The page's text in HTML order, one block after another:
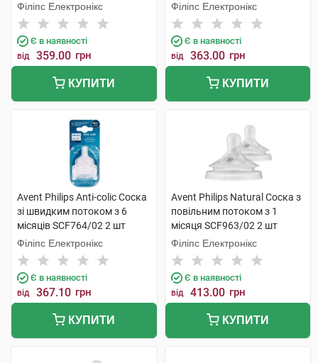
Філіпс Електронікс
Є в наявності
від 359.00 грн
КУПИТИ
Філіпс Електронікс
Є в наявності
від 363.00 грн
КУПИТИ
Avent Philips Anti-colic Соска
зі швидким потоком з 6
місяців SCF764/02 2 шт
Філіпс Електронікс
Є в наявності
від 367.10 грн
КУПИТИ
Avent Philips Natural Соска з
повільним потоком з 1
місяця SCF963/02 2 шт
Філіпс Електронікс
Є в наявності
від 413.00 грн
КУПИТИ